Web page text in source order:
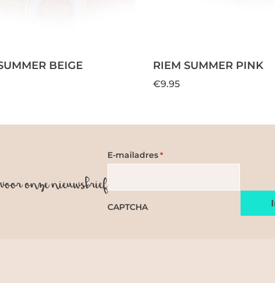
BEIGE RIEM SUMMER PINK
€9.95
onze nieuwsbrief
E-mailadres *
CAPTCHA